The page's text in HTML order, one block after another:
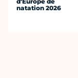
natation 2026